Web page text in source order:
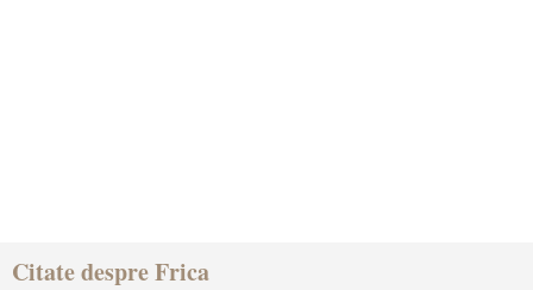
Citate despre Frica